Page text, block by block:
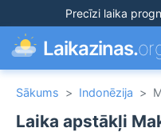
Precīzi laika
Laikazinas.
Sākums > Indonēzija >
Laika apstākļi